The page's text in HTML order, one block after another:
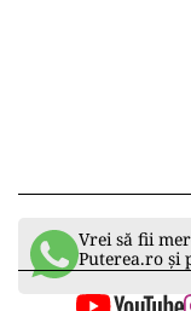
Vrei să fii
Puterea.ro și